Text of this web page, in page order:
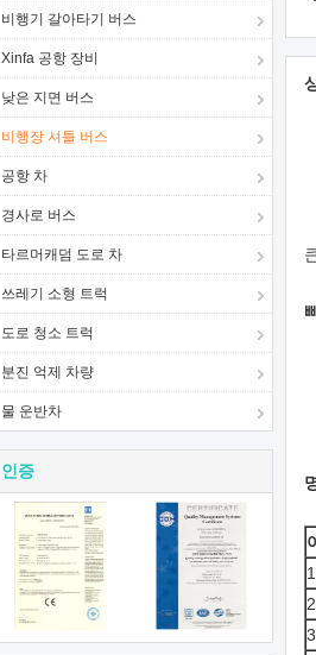
비행기 갈아타기 버스
Xinfa 공항 장비
낮은 지면 버스
비행장 셔틀 버스
공항 차
경사로 버스
타르머캐덤 도로 차
쓰레기 소형 트럭
도로 청소 트럭
분진 억제 차량
물 운반차
인증
1.
2.
3.